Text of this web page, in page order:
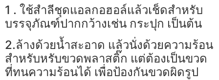
1 . ใช้สำลีชุดแอลกอฮอล์แล้วเช็ดสำหรับ
บรรจุภัณฑ์ปากกว้างเช่น กระปุก เป็นต้น
2.ล้างด้วยน้ำสะอาด แล้วนั่งด้วยความร้อน
สำหรับหรับขวดพลาสติ๊ก แต่ต้องเป็นขวด
ที่ทนความร้อนได้ เพื่อป้องกันขวดผิดรูป